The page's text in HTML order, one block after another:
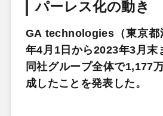
パーレス化の動き
GA technologies（東京都
年4月1日から2023年3月末
同社グループ全体で1,177
成したことを発表した。